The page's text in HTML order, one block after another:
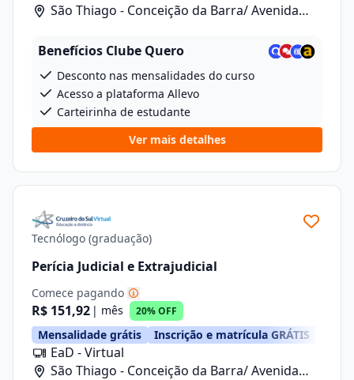
São Thiago - Conceição da Barra/ Avenida
Benefícios Clube Quero
Desconto nas mensalidades do curso
Acesso a plataforma Allevo
Carteirinha de estudante
Ver mais detalhes
Tecnólogo (graduação)
Perícia Judicial e Extrajudicial
Comece pagando
R$ 151,92 | mês 20% OFF
Mensalidade grátis Inscrição e matrícula GRÁTIS
EaD - Virtual
São Thiago - Conceição da Barra/ Avenida